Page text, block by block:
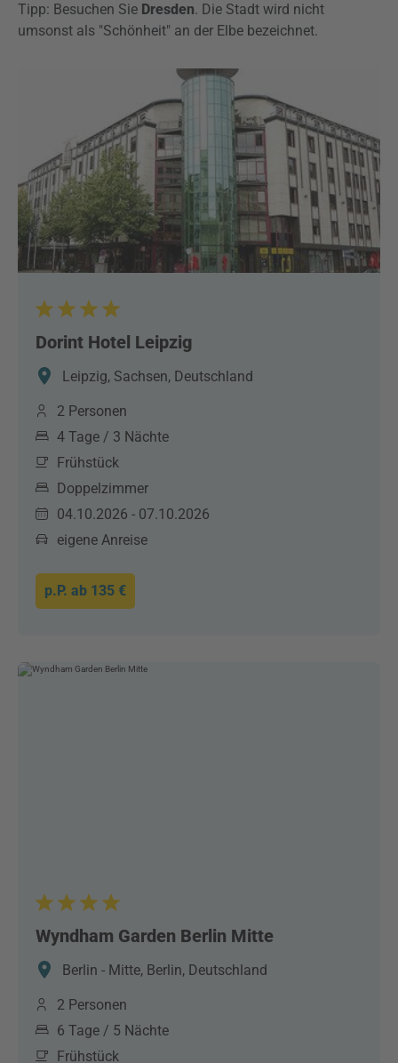
Tipp: Besuchen Sie Dresden. Die Stadt wird nicht
umsonst als "Schönheit" an der Elbe bezeichnet.
Dorint Hotel Leipzig
Leipzig, Sachsen, Deutschland
2 Personen
4 Tage / 3 Nächte
Frühstück
Doppelzimmer
04.10.2026 - 07.10.2026
eigene Anreise
p.P. ab 135 €
Wyndham Garden Berlin Mitte
Berlin - Mitte, Berlin, Deutschland
2 Personen
6 Tage / 5 Nächte
Frühstück